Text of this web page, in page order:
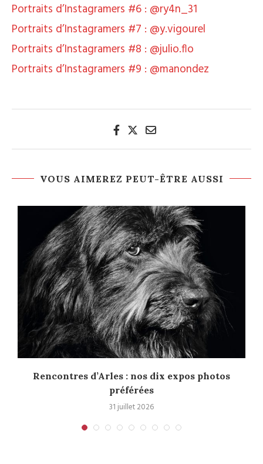
Portraits d’Instagramers #6 : @ry4n_31
Portraits d’Instagramers #7 : @y.vigourel
Portraits d’Instagramers #8 : @julio.flo
Portraits d’Instagramers #9 : @manondez
VOUS AIMEREZ PEUT-ÊTRE AUSSI
Rencontres d’Arles : nos dix expos photos
préférées
31 juillet 2026